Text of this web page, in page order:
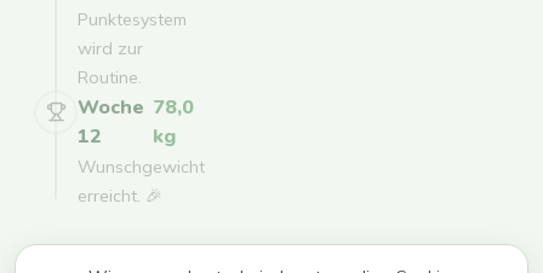
Punktesystem
wird zur
Routine.
Woche
12
78,0
kg
Wunschgewicht
erreicht. 🎉